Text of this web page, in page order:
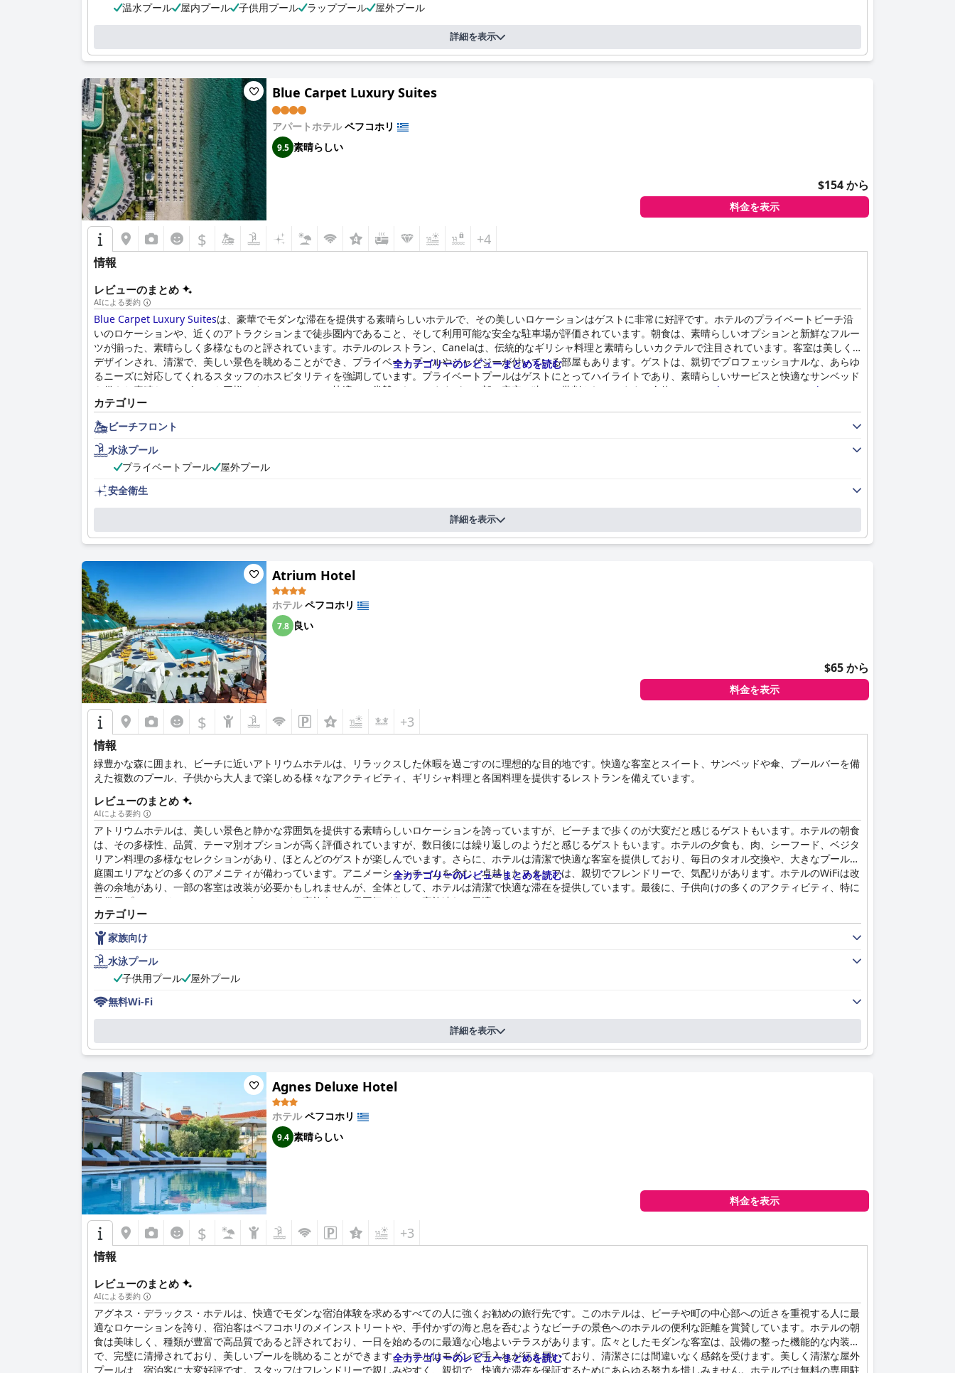
温水プール
屋内プール 子供用プール ラッププール 屋外プール
詳細を表示
Blue Carpet Luxury Suites
アパートホテルペフコホリ
9.5 素晴らしい
$154 から
料金を表示
$ +4
情報
レビューのまとめ
AIによる要約
Blue Carpet Luxury Suitesは、豪華でモダンな滞在を提供する素晴らしいホテルで、その美しいロケーションはゲストに非常に好評です。ホテルのプライベートビーチ沿
いのロケーションや、近くのアトラクションまで徒歩圏内であること、そして利用可能な安全な駐車場が評価されています。朝食は、素晴らしいオプションと新鮮なフルー
ツが揃った、素晴らしく多様なものと評されています。ホテルのレストラン、Canelaは、伝統的なギリシャ料理と素晴らしいカクテルで注目されています。客室は美しく
デザインされ、清潔で、美しい景色を眺めることができ、プライベートプールやジャグジーが付いている部屋もあります。ゲストは、親切でプロフェッショナルな、あらゆ
るニーズに対応してくれるスタッフのホスピタリティを強調しています。プライベートプールはゲストにとってハイライトであり、素晴らしいサービスと快適なサンベッド
を備えた素晴らしいビーチも同様です。ベッドはその快適さで賞賛されていますが、一部の客室は狭いと批判されています。全体として、
Blue Carpet Luxury Suites
ゲストの経験は非常に素晴らしく、いくつかの小さな欠点は、圧倒的に肯定的なレビューによって相殺されています。
全カテゴリーのレビューまとめを読む
カテゴリー
ビーチフロント
水泳プール
プライベートプール
屋外プール
安全衛生
詳細を表示
Atrium Hotel
ホテルペフコホリ
7.8 良い
$65 から
料金を表示
$ +3
情報
緑豊かな森に囲まれ、ビーチに近いアトリウムホテルは、リラックスした休暇を過ごすのに理想的な目的地です。快適な客室とスイート、サンベッドや傘、プールバーを備
えた複数のプール、子供から大人まで楽しめる様々なアクティビティ、ギリシャ料理と各国料理を提供するレストランを備えています。
レビューのまとめ
AIによる要約
アトリウムホテルは、美しい景色と静かな雰囲気を提供する素晴らしいロケーションを誇っていますが、ビーチまで歩くのが大変だと感じるゲストもいます。ホテルの朝食
は、その多様性、品質、テーマ別オプションが高く評価されていますが、数日後には繰り返しのようだと感じるゲストもいます。ホテルの夕食も、肉、シーフード、ベジタ
リアン料理の多様なセレクションがあり、ほとんどのゲストが楽しんでいます。さらに、ホテルは清潔で快適な客室を提供しており、毎日のタオル交換や、大きなプールや
庭園エリアなどの多くのアメニティが備わっています。アニメーションチームを含む、卓越したスタッフは、親切でフレンドリーで、気配りがあります。ホテルのWiFiは改
善の余地があり、一部の客室は改装が必要かもしれませんが、全体として、ホテルは清潔で快適な滞在を提供しています。最後に、子供向けの多くのアクティビティ、特に
子供用プールエリアでのアクティビティなど、家族向けの雰囲気があり、家族連れに最適です。
全カテゴリーのレビューまとめを読む
カテゴリー
家族向け
水泳プール
子供用プール
屋外プール
無料Wi-Fi
詳細を表示
Agnes Deluxe Hotel
ホテルペフコホリ
9.4 素晴らしい
料金を表示
$ +3
情報
レビューのまとめ
AIによる要約
アグネス・デラックス・ホテルは、快適でモダンな宿泊体験を求めるすべての人に強くお勧めの旅行先です。このホテルは、ビーチや町の中心部への近さを重視する人に最
適なロケーションを誇り、宿泊客はペフコホリのメインストリートや、手付かずの海と息を呑むようなビーチの景色へのホテルの便利な距離を賞賛しています。ホテルの朝
食は美味しく、種類が豊富で高品質であると評されており、一日を始めるのに最適な心地よいテラスがあります。広々としたモダンな客室は、設備の整った機能的な内装
で、完璧に清掃されており、美しいプールを眺めることができます。ホテルはモダンで手入れが行き届いており、清潔さには間違いなく感銘を受けます。美しく清潔な屋外
プールは、宿泊客に大変好評です。スタッフはフレンドリーで親しみやすく、親切で、快適な滞在を保証するためにあらゆる努力を惜しみません。ホテルでは無料の専用駐
全カテゴリーのレビューまとめを読む